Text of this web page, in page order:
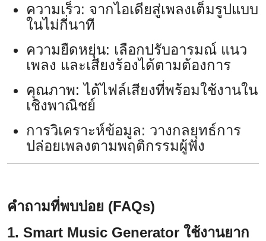
ความเร็ว: จากไอเดียสู่เพลงเต็มรูปแบบ
ในไม่กี่นาที
ความยืดหยุ่น: เลือกปรับอารมณ์ แนว
เพลง และเสียงร้องได้ตามต้องการ
คุณภาพ: ได้ไฟล์เสียงที่พร้อมใช้งานใน
เชิงพาณิชย์
การวิเคราะห์ข้อมูล: วางกลยุทธ์การ
ปล่อยเพลงตามพฤติกรรมผู้ฟัง
คำถามที่พบบ่อย (FAQs)
1. Smart Music Generator ใช้งานยาก